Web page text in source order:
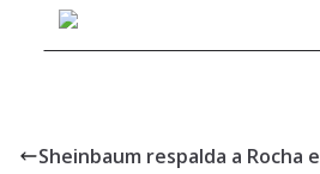
Sheinbaum respalda a Rocha